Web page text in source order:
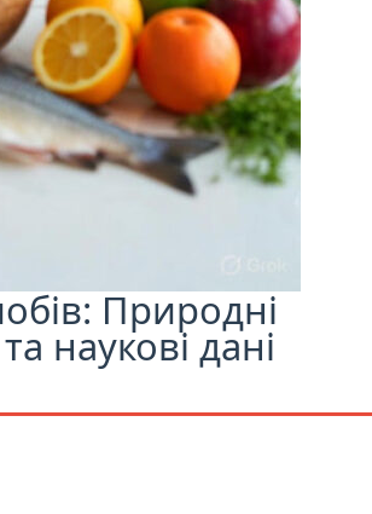
Природні
наукові дані